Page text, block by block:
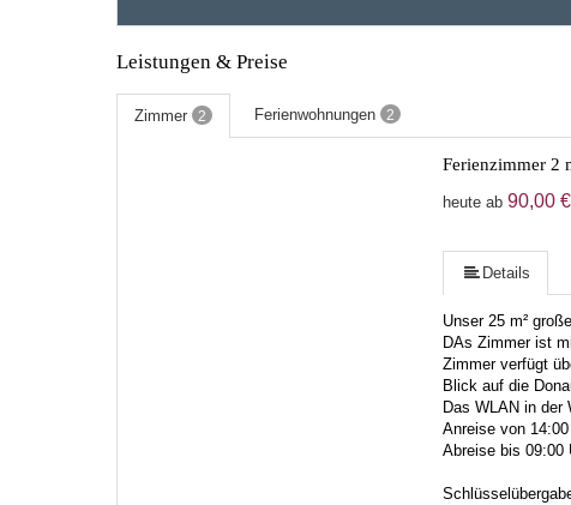
Leistungen & Preise
Zimmer 2 Ferienwohnungen 2
Ferienzimmer 2
heute ab 90,00 €
Details
Unser 25 m²
DAs Zimmer ist
Zimmer verfügt
Blick auf die
Das WLAN in der
Anreise von
Abreise bis 09:00